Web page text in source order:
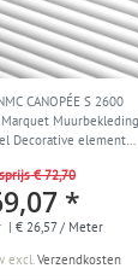
CANOPÉE S 2600
Marquet Muurbekleding
Decorative element
€ 72,70
*
| € 26,57 / Meter
excl.Verzendkosten